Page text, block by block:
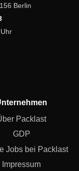
Berlin
Packlast
GDP
Jobs bei Packlast
Impressum